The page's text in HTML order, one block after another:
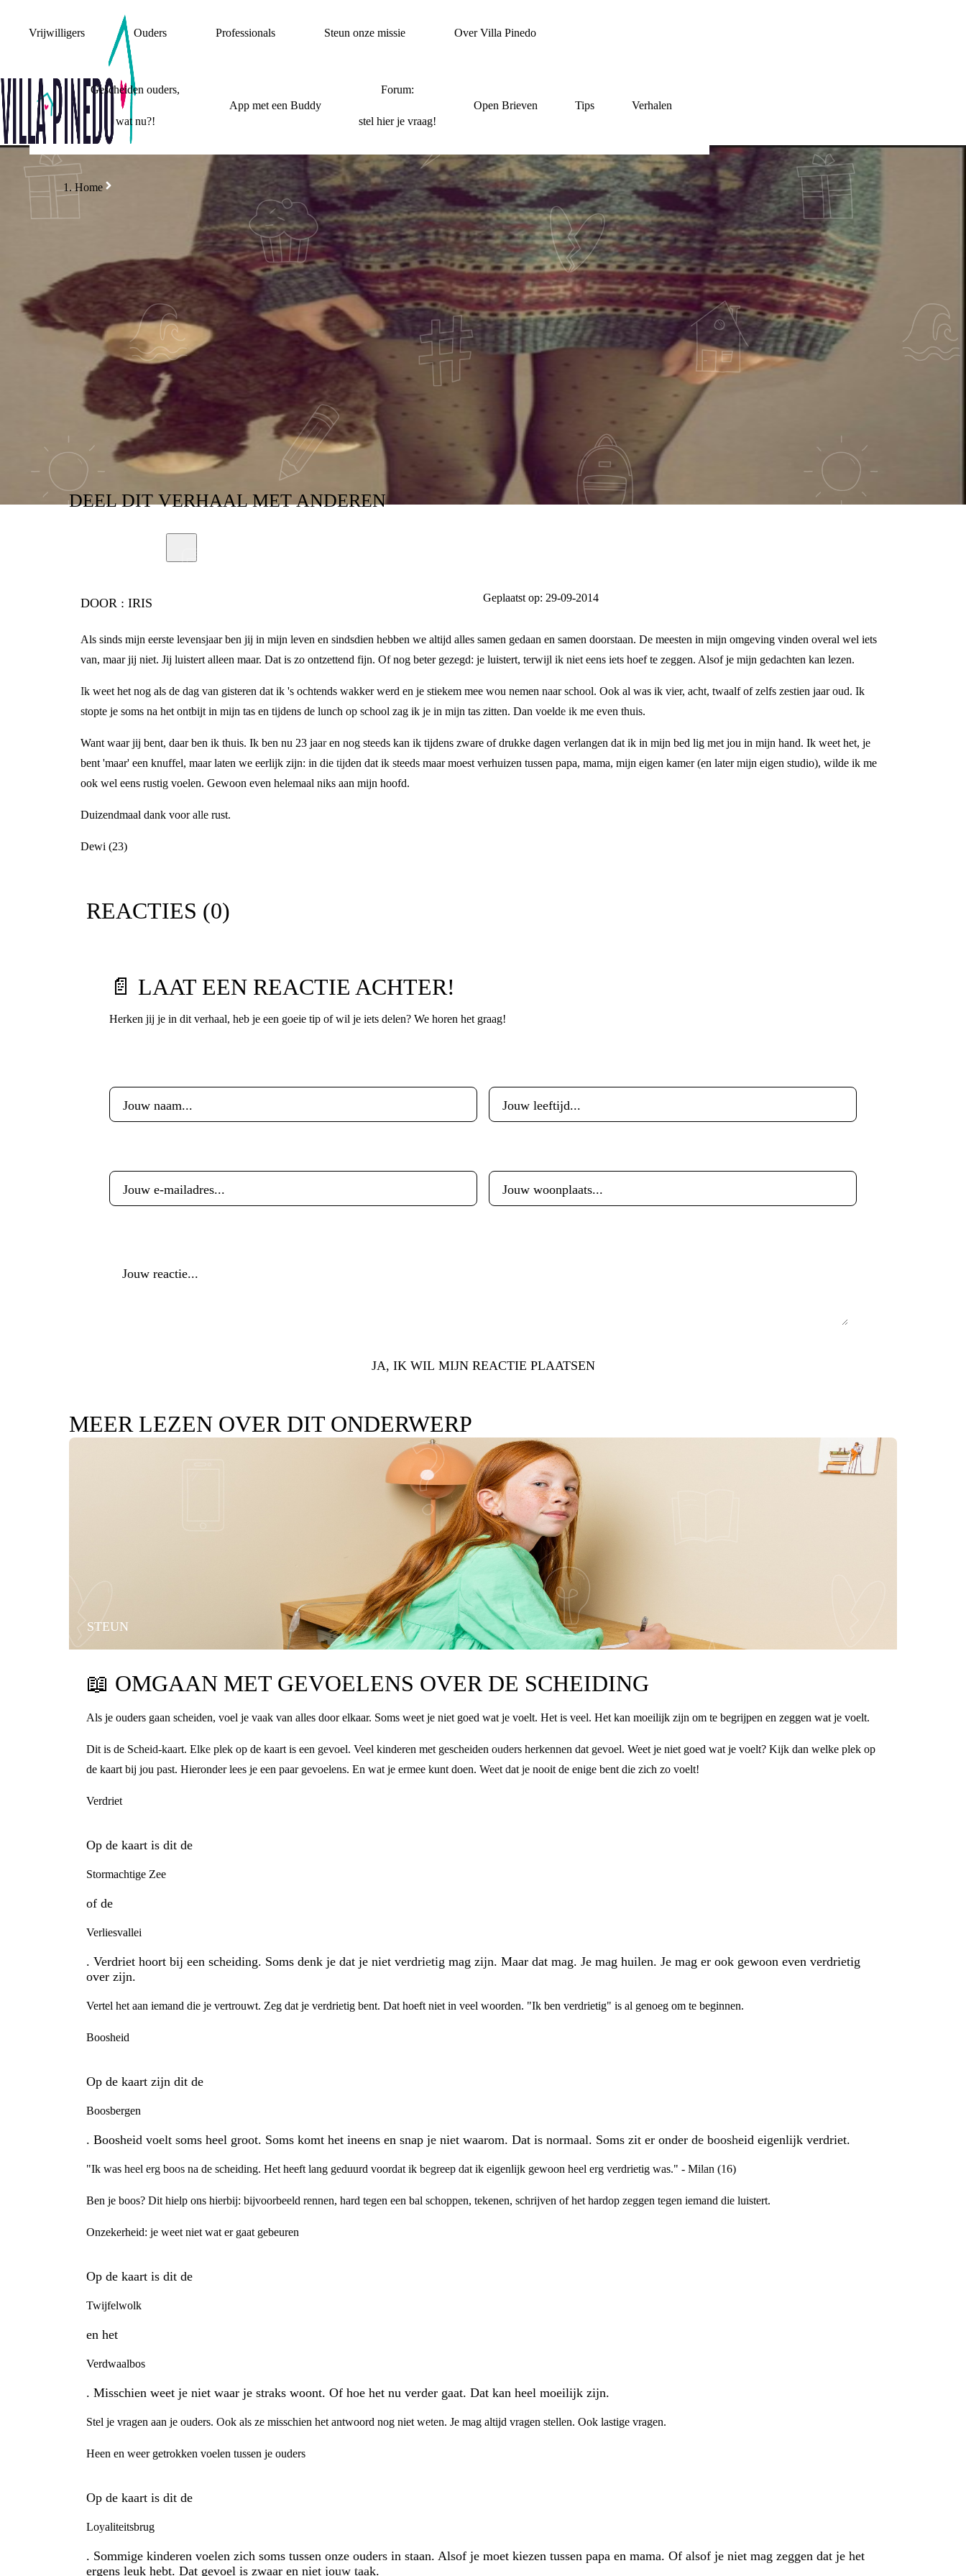
Vrijwilligers Ouders Professionals Steun onze missie Over Villa Pinedo
Gescheiden ouders,
wat nu?!
App met een Buddy
Forum:
stel hier je vraag!
Open Brieven Tips Verhalen
Home
MIJN BESTE MAATJE
DEELDIT VERHAALMET ANDEREN
DOOR : IRIS Geplaatst op: 29-09-2014
Als sinds mijn eerste levensjaar ben jij in mijn leven en sindsdien hebben we altijd alles samen gedaan en samen doorstaan. De meesten in mijn omgeving vinden overal wel iets
van, maar jij niet. Jij luistert alleen maar. Dat is zo ontzettend fijn. Of nog beter gezegd: je luistert, terwijl ik niet eens iets hoef te zeggen. Alsof je mijn gedachten kan lezen.
Ik weet het nog als de dag van gisteren dat ik 's ochtends wakker werd en je stiekem mee wou nemen naar school. Ook al was ik vier, acht, twaalf of zelfs zestien jaar oud. Ik
stopte je soms na het ontbijt in mijn tas en tijdens de lunch op school zag ik je in mijn tas zitten. Dan voelde ik me even thuis.
Want waar jij bent, daar ben ik thuis. Ik ben nu 23 jaar en nog steeds kan ik tijdens zware of drukke dagen verlangen dat ik in mijn bed lig met jou in mijn hand. Ik weet het, je
bent 'maar' een knuffel, maar laten we eerlijk zijn: in die tijden dat ik steeds maar moest verhuizen tussen papa, mama, mijn eigen kamer (en later mijn eigen studio), wilde ik me
ook wel eens rustig voelen. Gewoon even helemaal niks aan mijn hoofd.
Duizendmaal dank voor alle rust.
Dewi (23)
REACTIES (0)
📄 LAAT EEN REACTIE ACHTER!
Herken jij je in dit verhaal, heb je een goeie tip of wil je iets delen? We horen het graag!
JA, IK WIL MIJN REACTIE PLAATSEN
MEER LEZEN OVER DIT ONDERWERP
STEUN
📖 OMGAAN MET GEVOELENS OVER DE SCHEIDING
Als je ouders gaan scheiden, voel je vaak van alles door elkaar. Soms weet je niet goed wat je voelt. Het is veel. Het kan moeilijk zijn om te begrijpen en zeggen wat je voelt.
Dit is de Scheid-kaart. Elke plek op de kaart is een gevoel. Veel kinderen met gescheiden ouders herkennen dat gevoel. Weet je niet goed wat je voelt? Kijk dan welke plek op
de kaart bij jou past. Hieronder lees je een paar gevoelens. En wat je ermee kunt doen. Weet dat je nooit de enige bent die zich zo voelt!
Verdriet
Op de kaart is dit de
Stormachtige Zee
of de
Verliesvallei
. Verdriet hoort bij een scheiding. Soms denk je dat je niet verdrietig mag zijn. Maar dat mag. Je mag huilen. Je mag er ook gewoon even verdrietig
over zijn.
Vertel het aan iemand die je vertrouwt. Zeg dat je verdrietig bent. Dat hoeft niet in veel woorden. "Ik ben verdrietig" is al genoeg om te beginnen.
Boosheid
Op de kaart zijn dit de
Boosbergen
. Boosheid voelt soms heel groot. Soms komt het ineens en snap je niet waarom. Dat is normaal. Soms zit er onder de boosheid eigenlijk verdriet.
"Ik was heel erg boos na de scheiding. Het heeft lang geduurd voordat ik begreep dat ik eigenlijk gewoon heel erg verdrietig was." - Milan (16)
Ben je boos? Dit hielp ons hierbij: bijvoorbeeld rennen, hard tegen een bal schoppen, tekenen, schrijven of het hardop zeggen tegen iemand die luistert.
Onzekerheid: je weet niet wat er gaat gebeuren
Op de kaart is dit de
Twijfelwolk
en het
Verdwaalbos
. Misschien weet je niet waar je straks woont. Of hoe het nu verder gaat. Dat kan heel moeilijk zijn.
Stel je vragen aan je ouders. Ook als ze misschien het antwoord nog niet weten. Je mag altijd vragen stellen. Ook lastige vragen.
Heen en weer getrokken voelen tussen je ouders
Op de kaart is dit de
Loyaliteitsbrug
. Sommige kinderen voelen zich soms tussen onze ouders in staan. Alsof je moet kiezen tussen papa en mama. Of alsof je niet mag zeggen dat je het
ergens leuk hebt. Dat gevoel is zwaar en niet jouw taak.